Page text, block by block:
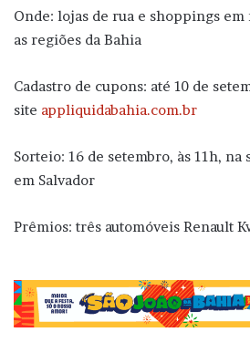
Onde: lojas de rua e shoppings
as regiões da Bahia
Cadastro de cupons: até 10 de
site appliquidabahia.com.br
Sorteio: 16 de setembro, às 11h, na
em Salvador
Prêmios: três automóveis Renault